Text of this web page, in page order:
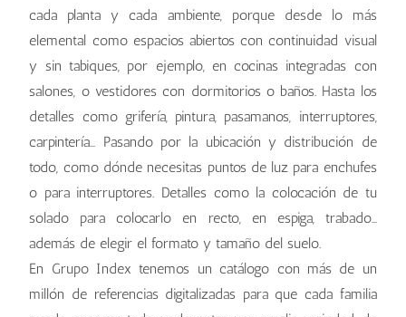
cada planta y cada ambiente, porque desde lo más
elemental como espacios abiertos con continuidad visual
y sin tabiques, por ejemplo, en cocinas integradas con
salones, o vestidores con dormitorios o baños. Hasta los
detalles como grifería, pintura, pasamanos, interruptores,
carpintería… Pasando por la ubicación y distribución de
todo, como dónde necesitas puntos de luz para enchufes
o para interruptores. Detalles como la colocación de tu
solado para colocarlo en recto, en espiga, trabado…
además de elegir el formato y tamaño del suelo.
En Grupo Index tenemos un catálogo con más de un
millón de referencias digitalizadas para que cada familia